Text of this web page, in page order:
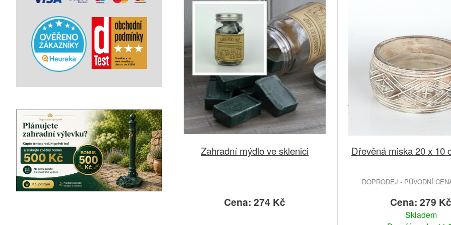
Zahradní mýdlo ve sklenici
Cena: 274 Kč
Dřevěná miska 20 x 10
DOPRODEJ - PŮVODNÍ
Cena: 279 Kč
Skladem